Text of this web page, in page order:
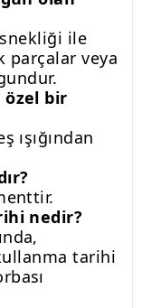
ile
parçalar veya
özel bir
ışığından
nedir?
tarihi